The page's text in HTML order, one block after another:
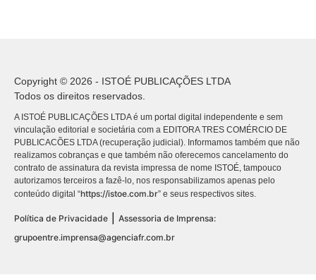
Copyright © 2026 - ISTOÉ PUBLICAÇÕES LTDA
Todos os direitos reservados.
A ISTOÉ PUBLICAÇÕES LTDA é um portal digital independente e sem
vinculação editorial e societária com a EDITORA TRES COMÉRCIO DE
PUBLICACÕES LTDA (recuperação judicial). Informamos também que não
realizamos cobranças e que também não oferecemos cancelamento do
contrato de assinatura da revista impressa de nome ISTOÉ, tampouco
autorizamos terceiros a fazê-lo, nos responsabilizamos apenas pelo
conteúdo digital “https://istoe.com.br” e seus respectivos sites.
Política de Privacidade
Assessoria de Imprensa:
grupoentre.imprensa@agenciafr.com.br